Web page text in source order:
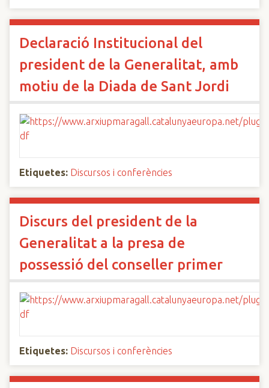
Declaració Institucional del
president de la Generalitat, amb
motiu de la Diada de Sant Jordi
Etiquetes: Discursos i conferències
Discurs del president de la
Generalitat a la presa de
possessió del conseller primer
Etiquetes: Discursos i conferències